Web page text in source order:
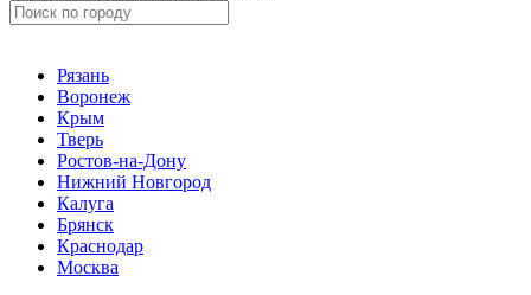
Рязань
Воронеж
Крым
Тверь
Ростов-на-Дону
Нижний Новгород
Калуга
Брянск
Краснодар
Москва